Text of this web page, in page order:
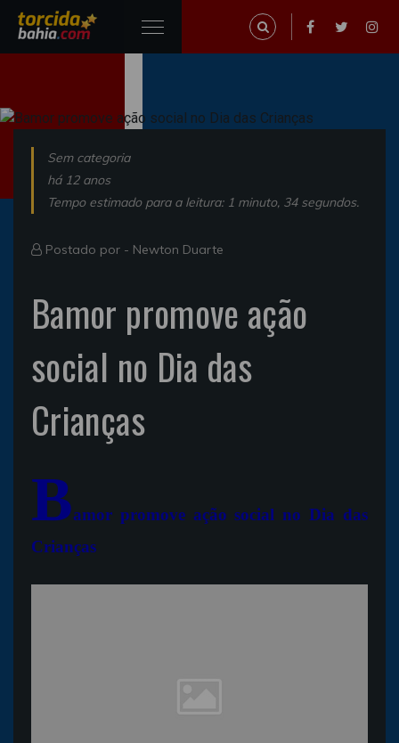
Sem categoria
há 12 anos
Tempo estimado para a leitura: 1 minuto, 34 segundos.
Postado por - Newton Duarte
Bamor promove ação
social no Dia das
Crianças
Bamor promove ação social no Dia das
Crianças